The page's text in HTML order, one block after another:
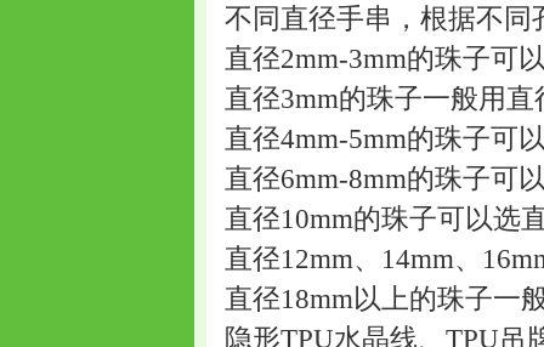
不同直径手串，根据不同
直径2mm-3mm的珠子可
直径3mm的珠子一般用
直径4mm-5mm的珠子可
直径6mm-8mm的珠子可
直径10mm的珠子可以选
直径12mm、14mm、
直径18mm以上的珠子一
隐形TPU水晶线、TPU吊